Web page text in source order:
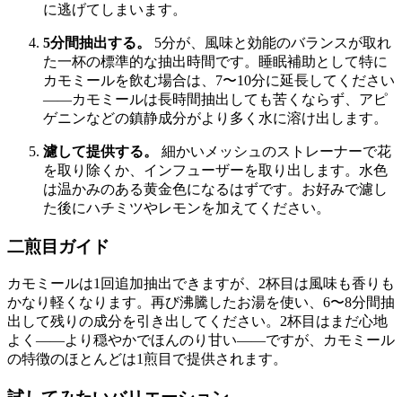
に逃げてしまいます。
5分間抽出する。
5分が、風味と効能のバランスが取れ
た一杯の標準的な抽出時間です。睡眠補助として特に
カモミールを飲む場合は、7〜10分に延長してください
——カモミールは長時間抽出しても苦くならず、アピ
ゲニンなどの鎮静成分がより多く水に溶け出します。
濾して提供する。
細かいメッシュのストレーナーで花
を取り除くか、インフューザーを取り出します。水色
は温かみのある黄金色になるはずです。お好みで濾し
た後にハチミツやレモンを加えてください。
二煎目ガイド
カモミールは1回追加抽出できますが、2杯目は風味も香りも
かなり軽くなります。再び沸騰したお湯を使い、6〜8分間抽
出して残りの成分を引き出してください。2杯目はまだ心地
よく——より穏やかでほんのり甘い——ですが、カモミール
の特徴のほとんどは1煎目で提供されます。